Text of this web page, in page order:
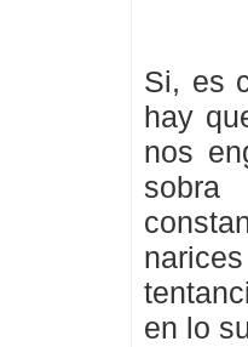
Si, es
hay
nos
en lo